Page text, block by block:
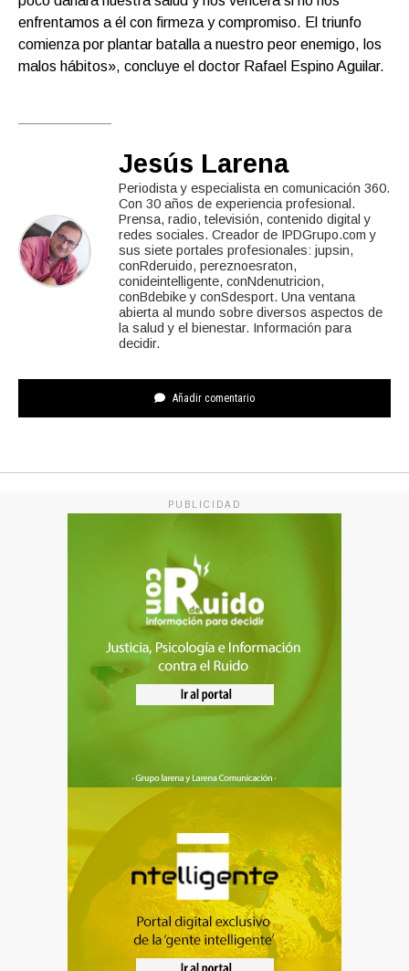
enfrentamos a él con firmeza y compromiso. El triunfo
comienza por plantar batalla a nuestro peor enemigo, los
malos hábitos», concluye el doctor Rafael Espino Aguilar.
Jesús Larena
Periodista y especialista en comunicación 360.
Con 30 años de experiencia profesional.
Prensa, radio, televisión, contenido digital y
redes sociales. Creador de IPDGrupo.com y
sus siete portales profesionales: jupsin,
conRderuido, pereznoesraton,
conideintelligente, conNdenutricion,
conBdebike y conSdesport. Una ventana
abierta al mundo sobre diversos aspectos de
la salud y el bienestar. Información para
decidir.
Añadir comentario
PUBLICIDAD